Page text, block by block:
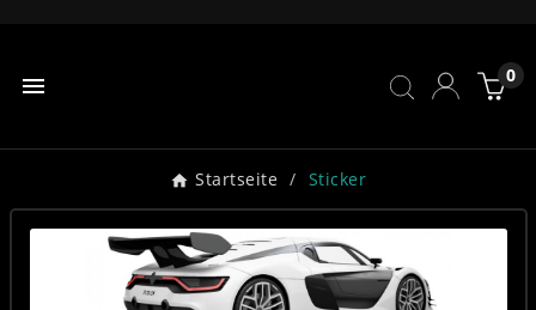
 0
Startseite Sticker